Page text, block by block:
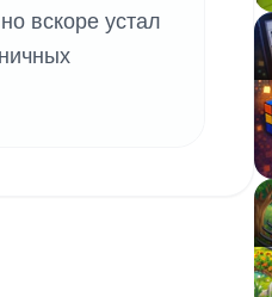
вскоре устал